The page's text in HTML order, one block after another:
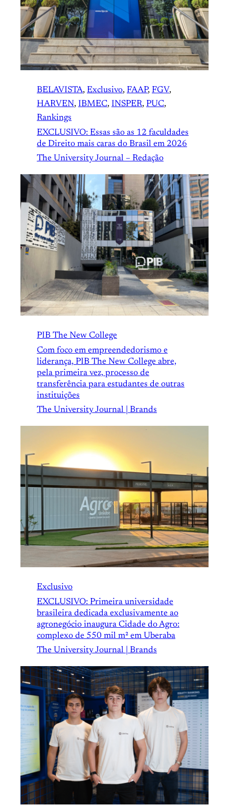
BELAVISTA, Exclusivo, FAAP, FGV
HARVEN, IBMEC, INSPER, PUC
Rankings
EXCLUSIVO: Essas são as 12 faculdades
de Direito mais caras do Brasil em 2026
The University Journal – Redação
PIB The New College
Com foco em empreendedorismo e
liderança, PIB The New College abre,
pela primeira vez, processo de
transferência para estudantes de outras
instituições
The University Journal | Brands
Exclusivo
EXCLUSIVO: Primeira universidade
brasileira dedicada exclusivamente ao
agronegócio inaugura Cidade do Agro:
complexo de 550 mil m² em Uberaba
The University Journal | Brands